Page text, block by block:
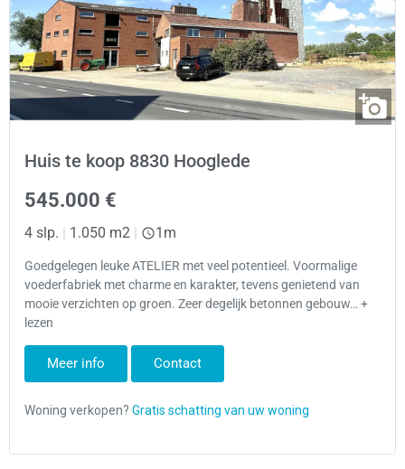
Huis te koop 8830 Hooglede
545.000 €
4 slp. | 1.050 m2 | 1m
Goedgelegen leuke ATELIER met veel potentieel. Voormalige
voederfabriek met charme en karakter, tevens genietend van
mooie verzichten op groen. Zeer degelijk betonnen gebouw… +
lezen
Meer info Contact